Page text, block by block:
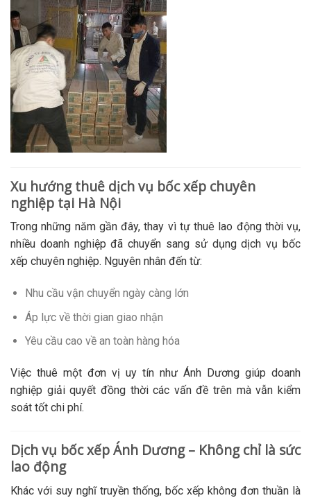
Xu hướng thuê dịch vụ bốc xếp chuyên
nghiệp tại Hà Nội
Trong những năm gần đây, thay vì tự thuê lao động thời vụ,
nhiều doanh nghiệp đã chuyển sang sử dụng dịch vụ bốc
xếp chuyên nghiệp. Nguyên nhân đến từ:
Nhu cầu vận chuyển ngày càng lớn
Áp lực về thời gian giao nhận
Yêu cầu cao về an toàn hàng hóa
Việc thuê một đơn vị uy tín như Ánh Dương giúp doanh
nghiệp giải quyết đồng thời các vấn đề trên mà vẫn kiểm
soát tốt chi phí.
Dịch vụ bốc xếp Ánh Dương – Không chỉ là sức
lao động
Khác với suy nghĩ truyền thống, bốc xếp không đơn thuần là